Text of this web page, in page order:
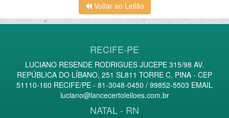
Voltar ao Leilão
RECIFE-PE
LUCIANO RESENDE RODRIGUES JUCEPE 315/98 AV.
REPÚBLICA DO LÍBANO, 251 SL811 TORRE C, PINA - CEP
51110-160 RECIFE/PE - 81-3048-0450 / 99852-5503 EMAIL
luciano@lancecertoleiloes.com.br
NATAL - RN